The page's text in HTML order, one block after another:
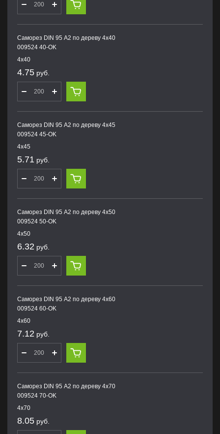
Саморез DIN 95 А2 по дереву 4х40
009524 40-OK
4х40
4.75 руб.
Саморез DIN 95 А2 по дереву 4х45
009524 45-OK
4х45
5.71 руб.
Саморез DIN 95 А2 по дереву 4х50
009524 50-OK
4х50
6.32 руб.
Саморез DIN 95 А2 по дереву 4х60
009524 60-OK
4х60
7.12 руб.
Саморез DIN 95 А2 по дереву 4х70
009524 70-OK
4х70
8.05 руб.